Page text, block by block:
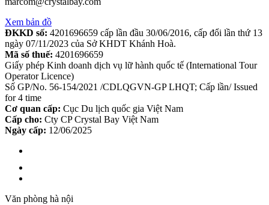
Xem bản đồ
ĐKKD số: 4201696659 cấp lần đầu 30/06/2016, cấp đổi lần thứ 13
ngày 07/11/2023 của Sở KHDT Khánh Hoà.
Mã số thuế: 4201696659
Giấy phép Kinh doanh dịch vụ lữ hành quốc tế (International Tour
Operator Licence)
Số GP/No. 56-154/2021 /CDLQGVN-GP LHQT; Cấp lần/ Issued
for 4 time
Cơ quan cấp: Cục Du lịch quốc gia Việt Nam
Cấp cho: Cty CP Crystal Bay Việt Nam
Ngày cấp: 12/06/2025
Văn phòng hà nội